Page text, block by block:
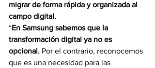
migrar de forma rápida y organizada al
campo digital.
“En Samsung sabemos que la
transformación digital ya no es
opcional. Por el contrario, reconocemos
que es una necesidad para las